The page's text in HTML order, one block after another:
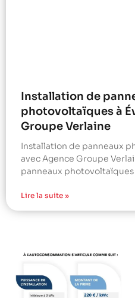
Installation de
photovoltaïques à
Groupe Verlaine
Installation de panneaux
avec Agence Groupe
panneaux photovoltaïques
Lire la suite »